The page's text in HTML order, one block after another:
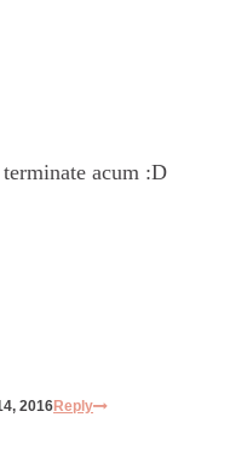
acum :D
2016Reply